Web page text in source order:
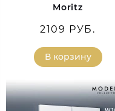
Moritz
2109 РУБ.
В корзину